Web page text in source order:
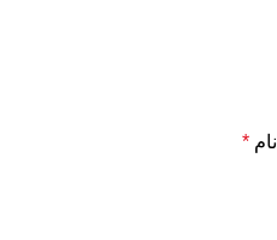
نام *